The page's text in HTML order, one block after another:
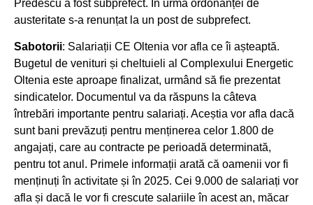
Predescu a fost subprefect. În urma ordonanței de
austeritate s-a renunțat la un post de subprefect.
Sabotorii: Salariații CE Oltenia vor afla ce îi așteaptă.
Bugetul de venituri și cheltuieli al Complexului Energetic
Oltenia este aproape finalizat, urmând să fie prezentat
sindicatelor. Documentul va da răspuns la câteva
întrebări importante pentru salariați. Aceștia vor afla dacă
sunt bani prevăzuți pentru menținerea celor 1.800 de
angajați, care au contracte pe perioadă determinată,
pentru tot anul. Primele informații arată că oamenii vor fi
menținuți în activitate și în 2025. Cei 9.000 de salariați vor
afla și dacă le vor fi crescute salariile în acest an, măcar